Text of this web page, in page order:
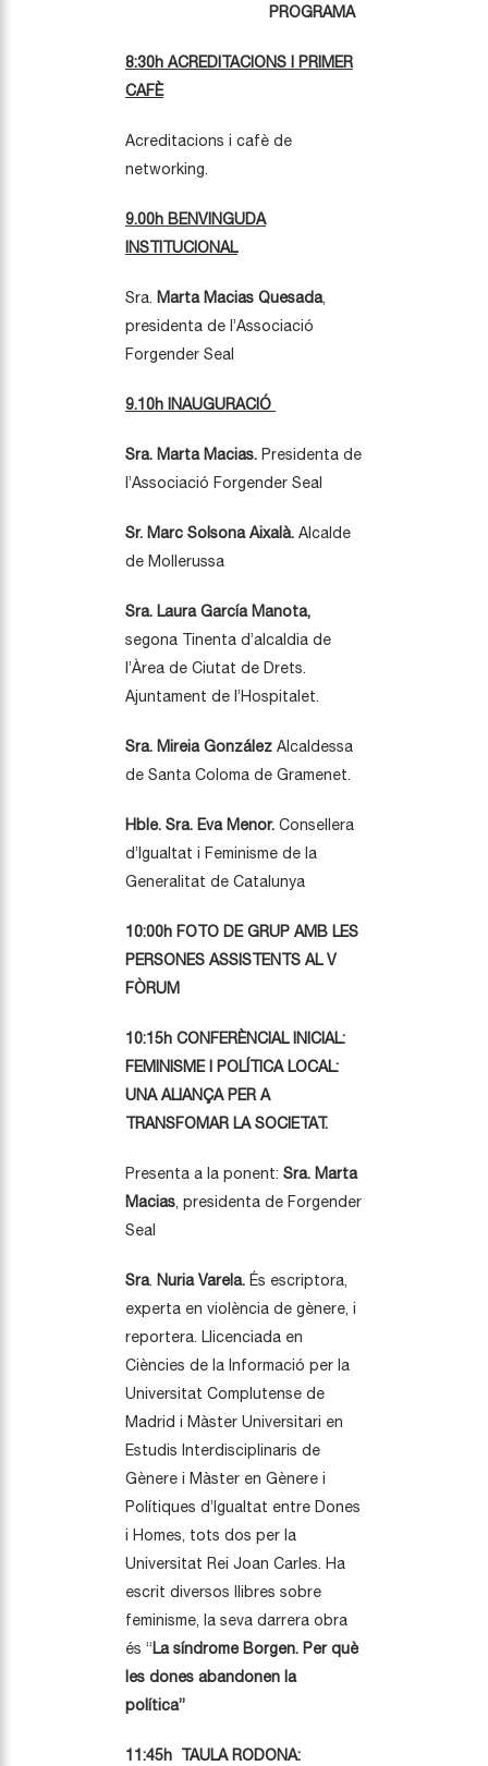
PROGRAMA
8:30h ACREDITACIONS I PRIMER
CAFÈ
Acreditacions i cafè de
networking.
9.00h BENVINGUDA
INSTITUCIONAL
Sra. Marta Macias Quesada,
presidenta de l’Associació
Forgender Seal
9.10h INAUGURACIÓ
Sra. Marta Macias. Presidenta de
l’Associació Forgender Seal
Sr. Marc Solsona Aixalà. Alcalde
de Mollerussa
Sra. Laura García Manota,
segona Tinenta d’alcaldia de
l’Àrea de Ciutat de Drets.
Ajuntament de l’Hospitalet.
Sra. Mireia González Alcaldessa
de Santa Coloma de Gramenet.
Hble. Sra. Eva Menor. Consellera
d’Igualtat i Feminisme de la
Generalitat de Catalunya
10:00h FOTO DE GRUP AMB LES
PERSONES ASSISTENTS AL V
FÒRUM
10:15h CONFERÈNCIAL INICIAL:
FEMINISME I POLÍTICA LOCAL:
UNA ALIANÇA PER A
TRANSFOMAR LA SOCIETAT.
Presenta a la ponent: Sra. Marta
Macias, presidenta de Forgender
Seal
Sra. Nuria Varela. És escriptora,
experta en violència de gènere, i
reportera. Llicenciada en
Ciències de la Informació per la
Universitat Complutense de
Madrid i Màster Universitari en
Estudis Interdisciplinaris de
Gènere i Màster en Gènere i
Polítiques d’Igualtat entre Dones
i Homes, tots dos per la
Universitat Rei Joan Carles. Ha
escrit diversos llibres sobre
feminisme, la seva darrera obra
és “La síndrome Borgen. Per què
les dones abandonen la
política”
11:45h TAULA RODONA: